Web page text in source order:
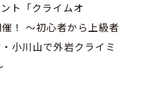
ト「クライムオ
！ 〜初心者から上級者
小川山で外岩クライミ